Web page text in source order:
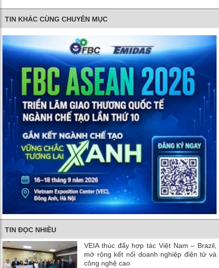
TIN KHÁC CÙNG CHUYÊN MỤC
TIN ĐỌC NHIỀU
VEIA thúc đẩy hợp tác Việt Nam – Brazil,
mở rộng kết nối doanh nghiệp điện tử và
công nghệ cao